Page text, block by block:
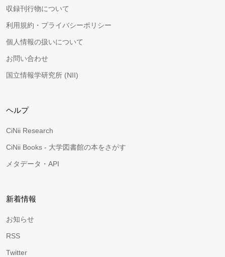
収録刊行物について
利用規約・プライバシーポリシー
個人情報の扱いについて
お問い合わせ
国立情報学研究所 (NII)
ヘルプ
CiNii Research
CiNii Books - 大学図書館の本をさがす
メタデータ・API
新着情報
お知らせ
RSS
Twitter